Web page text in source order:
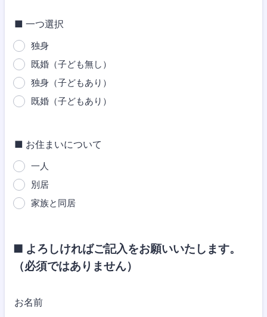
■ 一つ選択
独身
既婚（子ども無し）
独身（子どもあり）
既婚（子どもあり）
■ お住まいについて
一人
別居
家族と同居
■ よろしければご記入をお願いいたします。
（必須ではありません）
お名前